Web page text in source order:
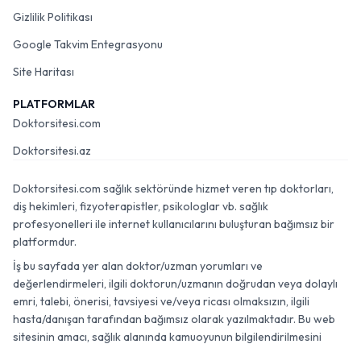
Gizlilik Politikası
Google Takvim Entegrasyonu
Site Haritası
PLATFORMLAR
Doktorsitesi.com
Doktorsitesi.az
Doktorsitesi.com sağlık sektöründe hizmet veren tıp doktorları,
diş hekimleri, fizyoterapistler, psikologlar vb. sağlık
profesyonelleri ile internet kullanıcılarını buluşturan bağımsız bir
platformdur.
İş bu sayfada yer alan doktor/uzman yorumları ve
değerlendirmeleri, ilgili doktorun/uzmanın doğrudan veya dolaylı
emri, talebi, önerisi, tavsiyesi ve/veya ricası olmaksızın, ilgili
hasta/danışan tarafından bağımsız olarak yazılmaktadır. Bu web
sitesinin amacı, sağlık alanında kamuoyunun bilgilendirilmesini